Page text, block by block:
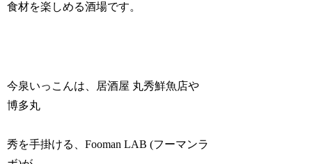
食材を楽しめる酒場です。
今泉いっこんは、居酒屋 丸秀鮮魚店や
博多丸
秀を手掛ける、Fooman LAB (フーマンラ